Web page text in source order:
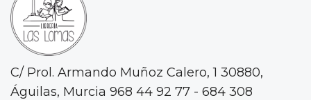
C/ Prol. Armando Muñoz Calero, 1 30880,
Águilas, Murcia 968 44 92 77 - 684 308